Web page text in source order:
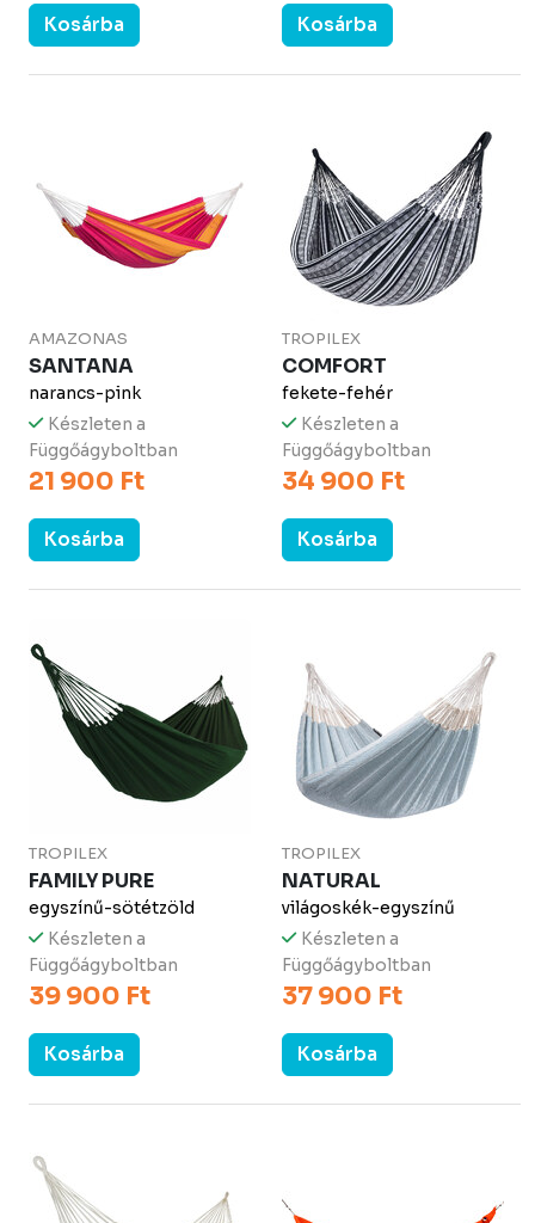
Kosárba Kosárba
AMAZONAS
SANTANA
narancs-pink
Készleten a
Függőágyboltban
21 900 Ft
Kosárba
TROPILEX
COMFORT
fekete-fehér
Készleten a
Függőágyboltban
34 900 Ft
Kosárba
TROPILEX
FAMILY PURE
egyszínű-sötétzöld
Készleten a
Függőágyboltban
39 900 Ft
Kosárba
TROPILEX
NATURAL
világoskék-egyszínű
Készleten a
Függőágyboltban
37 900 Ft
Kosárba